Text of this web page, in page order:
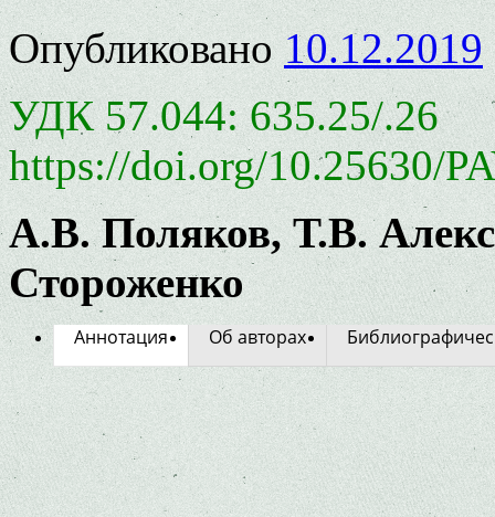
Опубликовано 10.12.2019
УДК 57.044: 635.25/.26
https://doi.org/10.25630/
А.В. Поляков, Т.В.
Стороженко
Аннотация Об авторах